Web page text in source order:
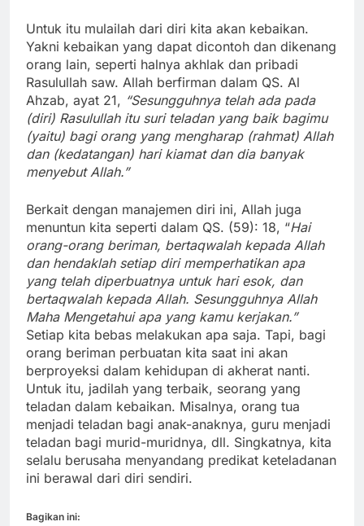
Untuk itu mulailah dari diri kita akan kebaikan.
Yakni kebaikan yang dapat dicontoh dan dikenang
orang lain, seperti halnya akhlak dan pribadi
Rasulullah saw. Allah berfirman dalam QS. Al
Ahzab, ayat 21, “Sesungguhnya telah ada pada
(diri) Rasulullah itu suri teladan yang baik bagimu
(yaitu) bagi orang yang mengharap (rahmat) Allah
dan (kedatangan) hari kiamat dan dia banyak
menyebut Allah.”
Berkait dengan manajemen diri ini, Allah juga
menuntun kita seperti dalam QS. (59): 18, “Hai
orang-orang beriman, bertaqwalah kepada Allah
dan hendaklah setiap diri memperhatikan apa
yang telah diperbuatnya untuk hari esok, dan
bertaqwalah kepada Allah. Sesungguhnya Allah
Maha Mengetahui apa yang kamu kerjakan.”
Setiap kita bebas melakukan apa saja. Tapi, bagi
orang beriman perbuatan kita saat ini akan
berproyeksi dalam kehidupan di akherat nanti.
Untuk itu, jadilah yang terbaik, seorang yang
teladan dalam kebaikan. Misalnya, orang tua
menjadi teladan bagi anak-anaknya, guru menjadi
teladan bagi murid-muridnya, dll. Singkatnya, kita
selalu berusaha menyandang predikat keteladanan
ini berawal dari diri sendiri.
Bagikan ini: